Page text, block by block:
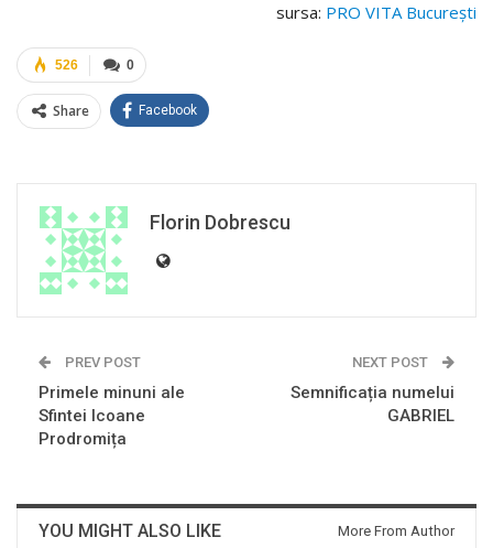
sursa: PRO VITA București
0
526
Share Facebook
Florin Dobrescu
PREV POST
Primele minuni ale
Sfintei Icoane
Prodromița
NEXT POST
Semnificația numelui
GABRIEL
YOU MIGHT ALSO LIKE More From Author